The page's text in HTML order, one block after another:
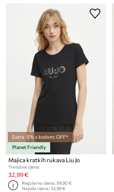
Extra -5% s kodom: OFF*
Planet Friendly
Majica kratkih rukava Liu Jo
Trenutna cijena:
32,99 €
Regularna cijena:59,90 €
Najniža cijena:33,99 €